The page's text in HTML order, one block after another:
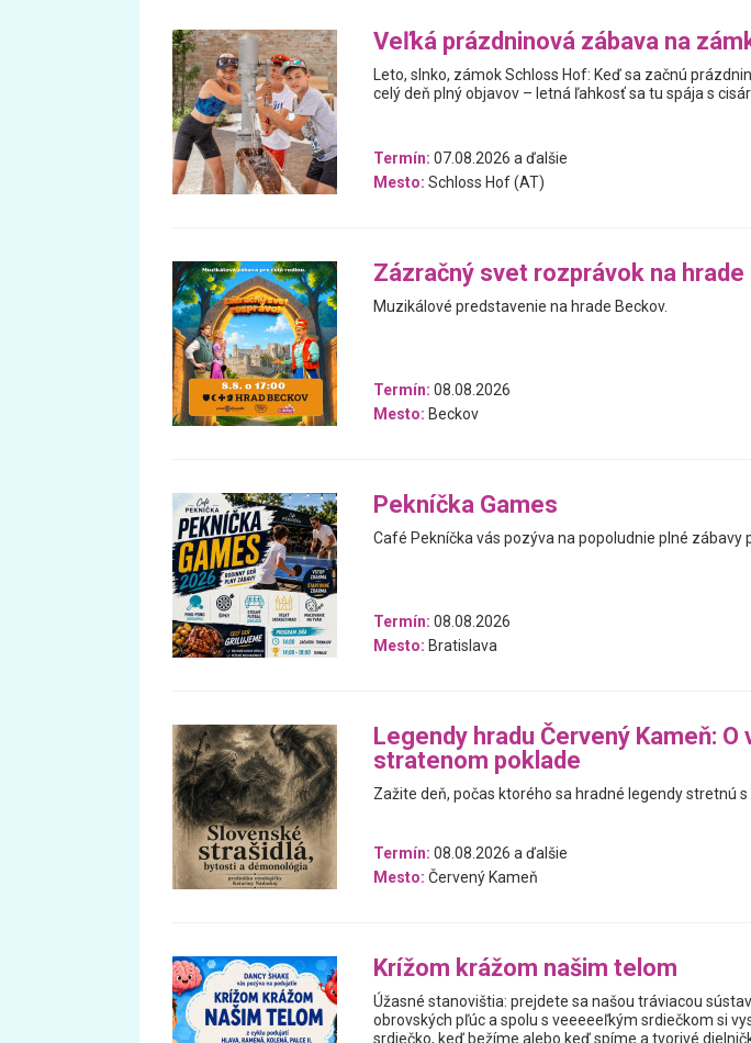
Veľká prázdninová zábava na
Leto, slnko, zámok Schloss Hof: Keď sa začnú
celý deň plný objavov – letná ľahkosť sa tu spája s
Termín: 07.08.2026 a ďalšie
Mesto: Schloss Hof (AT)
Zázračný svet rozprávok na
Muzikálové predstavenie na hrade Beckov.
Termín: 08.08.2026
Mesto: Beckov
Pekníčka Games
Café Pekníčka vás pozýva na popoludnie plné zábavy
Termín: 08.08.2026
Mesto: Bratislava
Legendy hradu Červený Kameň: O
stratenom poklade
Zažite deň, počas ktorého sa hradné legendy stretnú s
Termín: 08.08.2026 a ďalšie
Mesto: Červený Kameň
Krížom krážom našim telom
Úžasné stanovištia: prejdete sa našou tráviacou
obrovských pľúc a spolu s veeeeeľkým srdiečkom si
srdiečko, keď bežíme alebo keď spíme a tvorivé